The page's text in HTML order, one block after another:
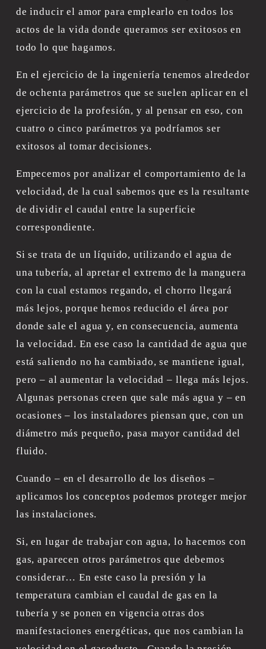
de inducir el amor para emplearlo en todos los
actos de la vida donde queramos ser exitosos en
todo lo que hagamos.
En el ejercicio de la ingeniería tenemos alrededor
de ochenta parámetros que se suelen aplicar en el
ejercicio de la profesión, y al pensar en eso, con
cuatro o cinco parámetros ya podríamos ser
exitosos al tomar decisiones.
Empecemos por analizar el comportamiento de la
velocidad, de la cual sabemos que es la resultante
de dividir el caudal entre la superficie
correspondiente.
Si se trata de un líquido, utilizando el agua de
una tubería, al apretar el extremo de la manguera
con la cual estamos regando, el chorro llegará
más lejos, porque hemos reducido el área por
donde sale el agua y, en consecuencia, aumenta
la velocidad. En ese caso la cantidad de agua que
está saliendo no ha cambiado, se mantiene igual,
pero – al aumentar la velocidad – llega más lejos.
Algunas personas creen que sale más agua y – en
ocasiones – los instaladores piensan que, con un
diámetro más pequeño, pasa mayor cantidad del
fluido.
Cuando – en el desarrollo de los diseños –
aplicamos los conceptos podemos proteger mejor
las instalaciones.
Si, en lugar de trabajar con agua, lo hacemos con
gas, aparecen otros parámetros que debemos
considerar… En este caso la presión y la
temperatura cambian el caudal de gas en la
tubería y se ponen en vigencia otras dos
manifestaciones energéticas, que nos cambian la